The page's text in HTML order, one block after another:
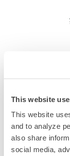
This website
This website
and to analyze
also share
social media,